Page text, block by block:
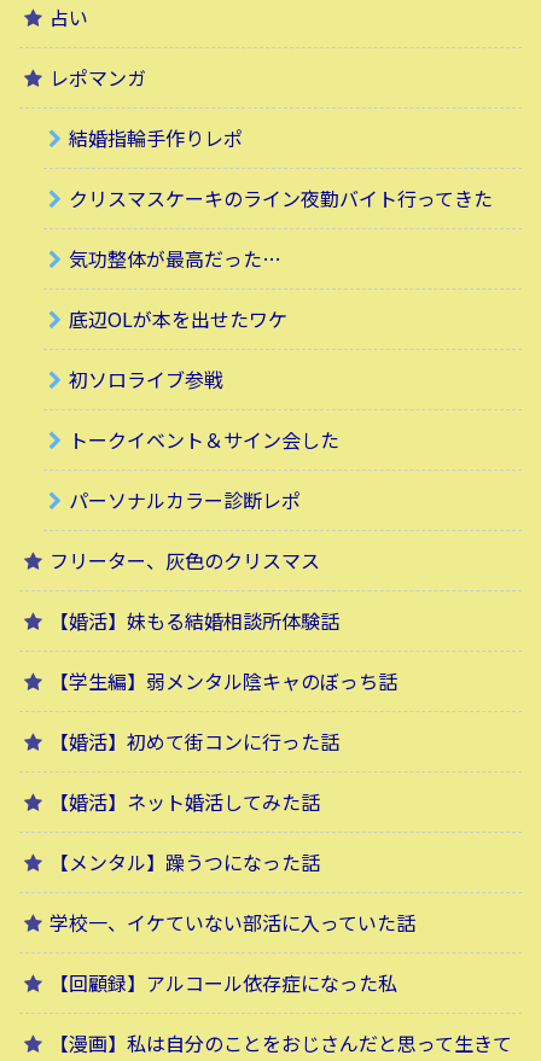
占い
レポマンガ
結婚指輪手作りレポ
クリスマスケーキのライン夜勤バイト行ってきた
気功整体が最高だった…
底辺OLが本を出せたワケ
初ソロライブ参戦
トークイベント＆サイン会した
パーソナルカラー診断レポ
フリーター、灰色のクリスマス
【婚活】妹もる結婚相談所体験話
【学生編】弱メンタル陰キャのぼっち話
【婚活】初めて街コンに行った話
【婚活】ネット婚活してみた話
【メンタル】躁うつになった話
学校一、イケていない部活に入っていた話
【回顧録】アルコール依存症になった私
【漫画】私は自分のことをおじさんだと思って生きて